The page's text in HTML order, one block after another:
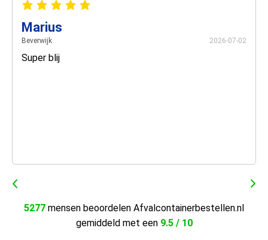
Marius
Beverwijk 2026-07-02
Super blij
5277 mensen beoordelen Afvalcontainerbestellen.nl
gemiddeld met een 9.5 / 10